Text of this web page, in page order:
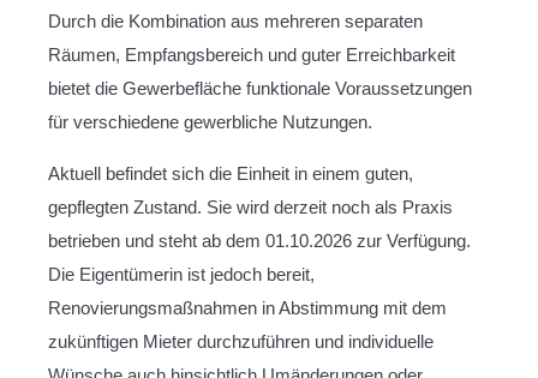
Durch die Kombination aus mehreren separaten
Räumen, Empfangsbereich und guter Erreichbarkeit
bietet die Gewerbefläche funktionale Voraussetzungen
für verschiedene gewerbliche Nutzungen.
Aktuell befindet sich die Einheit in einem guten,
gepflegten Zustand. Sie wird derzeit noch als Praxis
betrieben und steht ab dem 01.10.2026 zur Verfügung.
Die Eigentümerin ist jedoch bereit,
Renovierungsmaßnahmen in Abstimmung mit dem
zukünftigen Mieter durchzuführen und individuelle